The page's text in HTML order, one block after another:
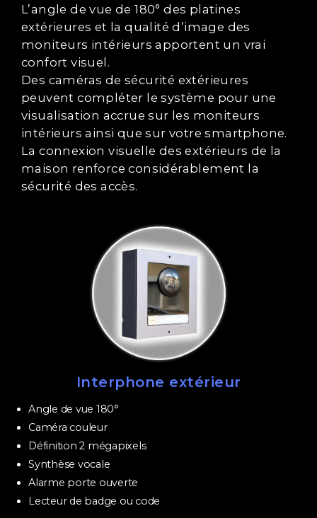
L’angle de vue de 180° des platines
extérieures et la qualité d’image des
moniteurs intérieurs apportent un vrai
confort visuel.
Des caméras de sécurité extérieures
peuvent compléter le système pour une
visualisation accrue sur les moniteurs
intérieurs ainsi que sur votre smartphone.
La connexion visuelle des extérieurs de la
maison renforce considérablement la
sécurité des accès.
Interphone extérieur
Angle de vue 180°
Caméra couleur
Définition 2 mégapixels
Synthèse vocale
Alarme porte ouverte
Lecteur de badge ou code